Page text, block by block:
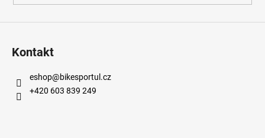
Kontakt
eshop@bikesportul.cz
+420 603 839 249